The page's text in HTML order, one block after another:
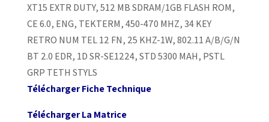
XT15 EXTR DUTY, 512 MB SDRAM/1GB FLASH ROM,
CE 6.0, ENG, TEKTERM, 450-470 MHZ, 34 KEY
RETRO NUM TEL 12 FN, 25 KHZ-1W, 802.11 A/B/G/N
BT 2.0 EDR, 1D SR-SE1224, STD 5300 MAH, PSTL
GRP TETH STYLS
Télécharger Fiche Technique
Télécharger La Matrice